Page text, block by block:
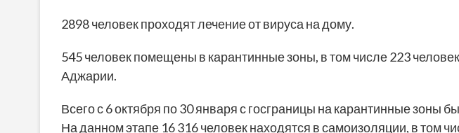
2898 человек проходят лечение от вируса на дому.
545 человек помещены в карантинные зоны, в том числе 223
Аджарии.
Всего с 6 октября по 30 января с госграницы на карантинные зоны
На данном этапе 16 316 человек находятся в самоизоляции, в том